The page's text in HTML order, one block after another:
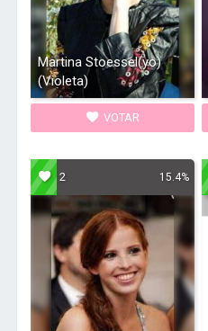
Martina Stoessel(yo)
(Violeta)
VOTAR
2 15.4%